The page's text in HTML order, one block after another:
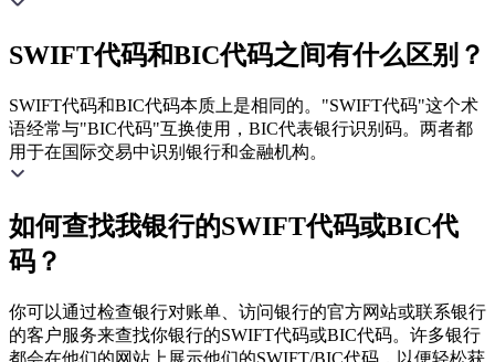
SWIFT代码和BIC代码之间有什么区别？
SWIFT代码和BIC代码本质上是相同的。"SWIFT代码"这个术
语经常与"BIC代码"互换使用，BIC代表银行识别码。两者都
用于在国际交易中识别银行和金融机构。
如何查找我银行的SWIFT代码或BIC代
码？
你可以通过检查银行对账单、访问银行的官方网站或联系银行
的客户服务来查找你银行的SWIFT代码或BIC代码。许多银行
都会在他们的网站上展示他们的SWIFT/BIC代码，以便轻松获